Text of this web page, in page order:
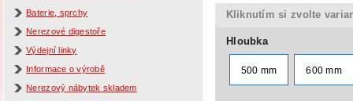
Baterie, sprchy
Nerezové digestoře
Výdejní linky
Informace o výrobě
Nerezový nábytek skladem
Kliknutím si zvolte
Hloubka
500 mm 600 mm